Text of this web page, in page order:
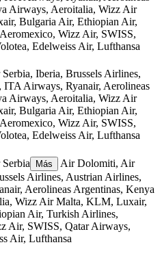
Airways, Aeroitalia, Wizz Air
Bulgaria Air, Ethiopian Air,
Wizz Air, SWISS,
Edelweiss Air, Lufthansa
Iberia, Brussels Airlines,
ITA Airways, Ryanair, Aerolineas
Airways, Aeroitalia, Wizz Air
Bulgaria Air, Ethiopian Air,
Wizz Air, SWISS,
Edelweiss Air, Lufthansa
Más
Air Dolomiti, Air
Airlines, Austrian Airlines,
Aerolineas Argentinas, Kenya
Wizz Air Malta, KLM, Luxair,
Air, Turkish Airlines,
Air, SWISS, Qatar Airways,
Air, Lufthansa
©CARTO, ©OpenStreetMap